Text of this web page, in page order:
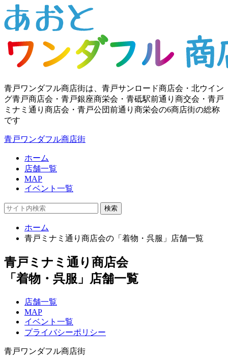
青戸ワンダフル商店街は、青戸サンロード商店会・北ウイン
グ青戸商店会・青戸銀座商栄会・青砥駅前通り商交会・青戸
ミナミ通り商店会・青戸公団前通り商栄会の6商店街の総称
です
青戸ワンダフル商店街
ホーム
店舗一覧
MAP
イベント一覧
検索
ホーム
青戸ミナミ通り商店会の「着物・呉服」店舗一覧
青戸ミナミ通り商店会
「着物・呉服」店舗一覧
店舗一覧
MAP
イベント一覧
プライバシーポリシー
青戸ワンダフル商店街